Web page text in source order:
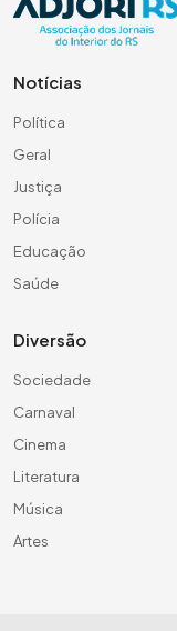
Notícias
Política
Geral
Justiça
Polícia
Educação
Saúde
Diversão
Sociedade
Carnaval
Cinema
Literatura
Música
Artes